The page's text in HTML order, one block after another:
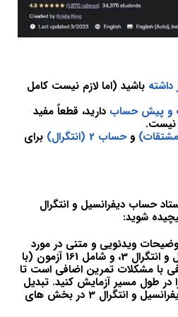
داشته باشید (اما لازم نیست کامل
و پیش حساب دارید، قطعاً مفید
نیست.
و حساب 2 (انتگرال) برای
حساب دیفرانسیل و انتگرال
شوید:
شامل توضیحات ویدئویی و متنی در مورد
همه چیز از حساب دیفرانسیل و انتگرال 3، و شامل 161 آزمون (با
کار اضافی با مشکلات تمرین اضافی است تا
طول مسیر آزمایش کنید. تبدیل
شدن به یک استاد حساب دیفرانسیل و انتگرال 3 در بخش های